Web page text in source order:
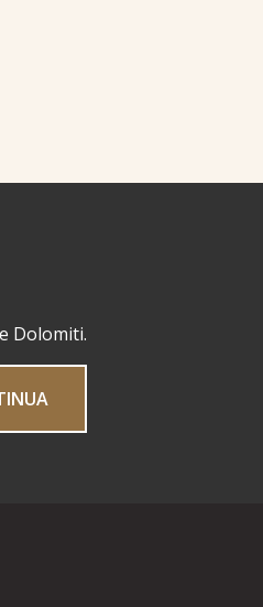
Dolomiti.